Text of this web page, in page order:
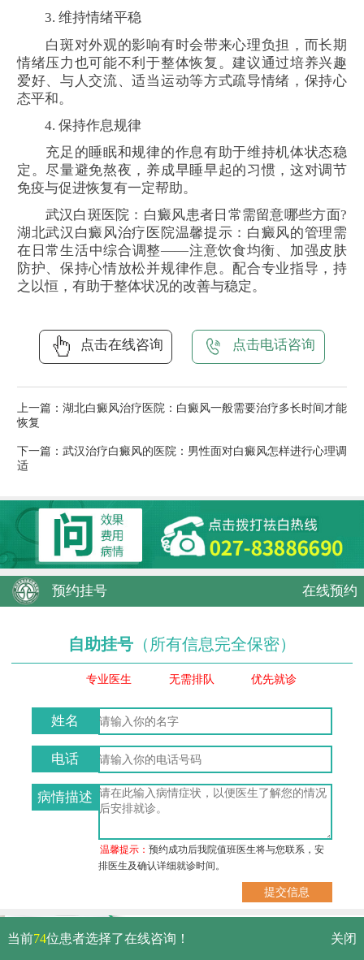
3. 维持情绪平稳
白斑对外观的影响有时会带来心理负担，而长期
情绪压力也可能不利于整体恢复。建议通过培养兴趣
爱好、与人交流、适当运动等方式疏导情绪，保持心
态平和。
4. 保持作息规律
充足的睡眠和规律的作息有助于维持机体状态稳
定。尽量避免熬夜，养成早睡早起的习惯，这对调节
免疫与促进恢复有一定帮助。
武汉白斑医院：白癜风患者日常需留意哪些方面?
湖北武汉白癜风治疗医院温馨提示：白癜风的管理需
在日常生活中综合调整——注意饮食均衡、加强皮肤
防护、保持心情放松并规律作息。配合专业指导，持
之以恒，有助于整体状况的改善与稳定。
点击在线咨询 点击电话咨询
上一篇： 湖北白癜风治疗医院：白癜风一般需要治疗多长时间才能
恢复
下一篇： 武汉治疗白癜风的医院：男性面对白癜风怎样进行心理调
适
预约挂号 在线预约
自助挂号 （所有信息完全保密）
专业医生 无需排队 优先就诊
姓名
电话
病情描述
温馨提示：预约成功后我院值班医生将与您联系，安
排医生及确认详细就诊时间。
武汉市硚口区解放大道479号
当前74位患者选择了在线咨询！ 关闭